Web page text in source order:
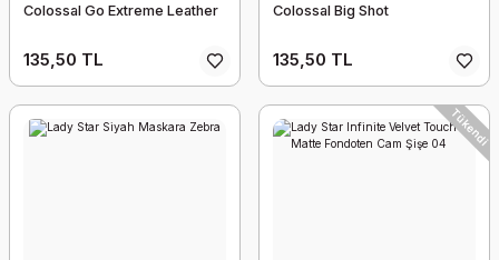
Colossal Go Extreme Leather
135,50 TL
Colossal Big Shot
135,50 TL
Tükendi